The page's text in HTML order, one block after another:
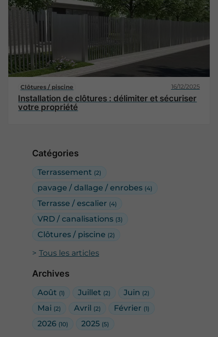
Catégories
Terrassement (2)
pavage / dallage / enrobes (4)
Terrasse / escalier (4)
VRD / canalisations (3)
Clôtures / piscine (2)
Tous les articles
Archives
Août (1) Juillet (2) Juin (2)
Mai (2) Avril (2) Février (1)
2026 (10) 2025 (5)
Clôtures / piscine 16/12/2025
Installation de clôtures : délimiter et sécuriser
votre propriété